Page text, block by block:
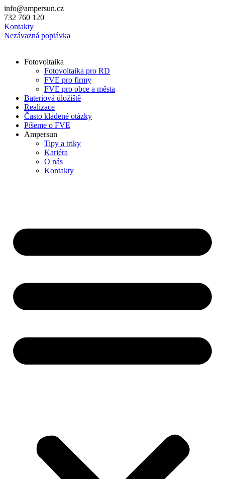
Přejít
k
obsahu
info@ampersun.cz
732 760 120
Kontakty
Nezávazná poptávka
Fotovoltaika
Fotovoltaika pro RD
FVE pro firmy
FVE pro obce a města
Bateriová úložiště
Realizace
Často kladené otázky
Píšeme o FVE
Ampersun
Tipy a triky
Kariéra
O nás
Kontakty